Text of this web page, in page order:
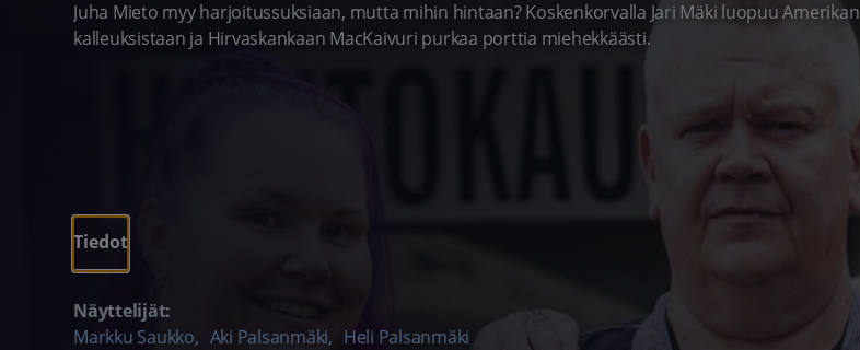
Juha Mieto myy harjoitussuksiaan, mutta mihin hintaan? Koskenkorvalla Jari Mäki luopuu Amerikan
kalleuksistaan ja Hirvaskankaan MacKaivuri purkaa porttia miehekkäästi.
Tiedot
Näyttelijät:
Markku Saukko, Aki Palsanmäki, Heli Palsanmäki